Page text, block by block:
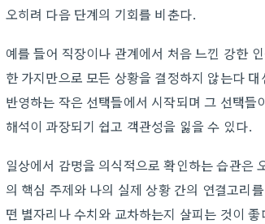
오히려 다음 단계의 기회를 비춘다.
예를 들어 직장이나 관계에서 처음 느낀 강한
한 가지만으로 모든 상황을 결정하지 않는다
반영하는 작은 선택들에서 시작되며 그 선택
해석이 과장되기 쉽고 객관성을 잃을 수 있다.
일상에서 감명을 의식적으로 확인하는 습관은
의 핵심 주제와 나의 실제 상황 간의 연결고리
떤 별자리나 수치와 교차하는지 살피는 것이